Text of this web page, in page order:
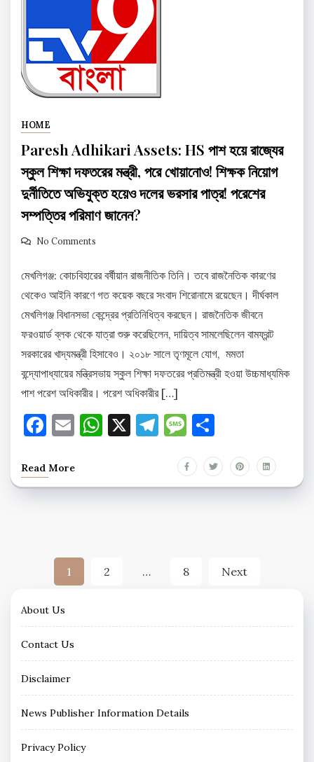
HOME
Paresh Adhikari Assets: HS পাশ হয়ে রাজ্যের
স্কুল শিক্ষা দফতরের মন্ত্রী, পরে খোয়ানোও! শিক্ষক নিয়োগ
দুর্নীতিতে অভিযুক্ত হয়েও দলের ভরসার পাত্র! পরেশের
সম্পত্তির পরিমাণ জানেন?
No Comments
মেখলিগঞ্জ: কোচবিহারের বর্ষীয়ান রাজনীতিক তিনি। তবে রাজনৈতিক কারণের
থেকেও আইনি কারণে গত কয়েক বছরে সংবাদ শিরোনামে রয়েছেন। দীর্ঘকাল
মেখলিগঞ্জ বিধানসভা কেন্দ্রের প্রতিনিধিত্ব করছেন। রাজনৈতিক জীবনে
ফরওয়ার্ড ব্লক থেকে যাত্রা শুরু করেছিলেন, দায়িত্ব সামলেছিলেন বামফ্রন্ট
সরকারের খাদ্যমন্ত্রী হিসাবেও। ২০১৮ সালে তৃণমূলে যোগ, মমতা
বন্দ্যোপাধ্যায়ের মন্ত্রিসভায় স্কুল শিক্ষা দফতরের প্রতিমন্ত্রী হওয়া উচ্চমাধ্যমিক
পাশ পরেশ অধিকারীর। পরেশ অধিকারীর […]
Facebook
EmailWhatsApp
X Telegram
Message
Read More
Posts
pagination
1 2 … 8 Next
About Us
Contact Us
Disclaimer
News Publisher Information Details
Privacy Policy